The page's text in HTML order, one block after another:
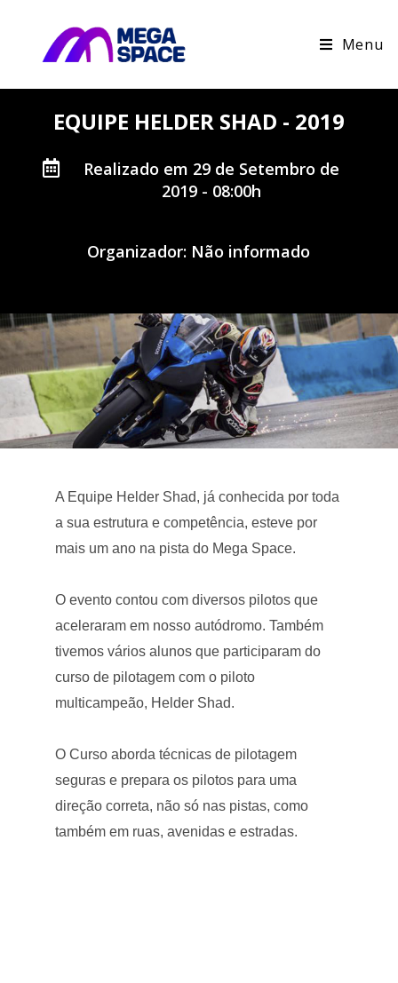
Menu
EQUIPE HELDER SHAD - 2019
Realizado em 29 de Setembro de
2019 - 08:00h
Organizador: Não informado
A Equipe Helder Shad, já conhecida por toda
a sua estrutura e competência, esteve por
mais um ano na pista do Mega Space.
O evento contou com diversos pilotos que
aceleraram em nosso autódromo. Também
tivemos vários alunos que participaram do
curso de pilotagem com o piloto
multicampeão, Helder Shad.
O Curso aborda técnicas de pilotagem
seguras e prepara os pilotos para uma
direção correta, não só nas pistas, como
também em ruas, avenidas e estradas.